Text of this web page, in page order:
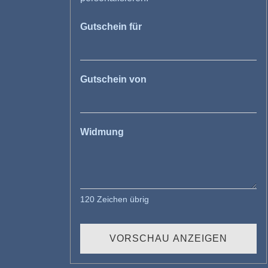
Gutschein für
Gutschein von
Widmung
120 Zeichen übrig
VORSCHAU ANZEIGEN